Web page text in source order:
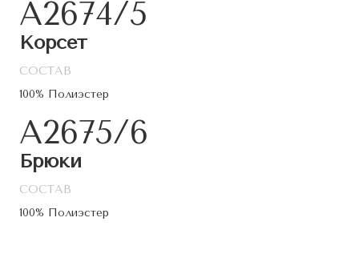
A2674/5
Корсет
СОСТАВ
100% Полиэстер
A2675/6
Брюки
СОСТАВ
100% Полиэстер